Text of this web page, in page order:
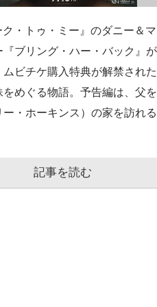
・トゥ・ミー』のダニー＆
ブリング・ハー・バック』
ビチケ購入特典が解禁され
めぐる物語。予告編は、⽗
・ホーキンス）の家を訪れ
記事を読む